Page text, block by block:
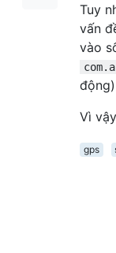
Tuy
vấn
vào
Vì
gps